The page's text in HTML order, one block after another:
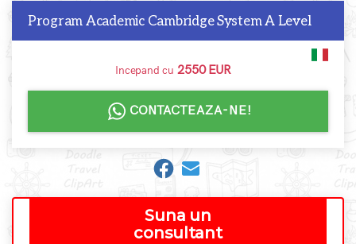
Program Academic Cambridge System A Level
Incepand cu 2550 EUR
CONTACTEAZA-NE!
Suna un
consultant